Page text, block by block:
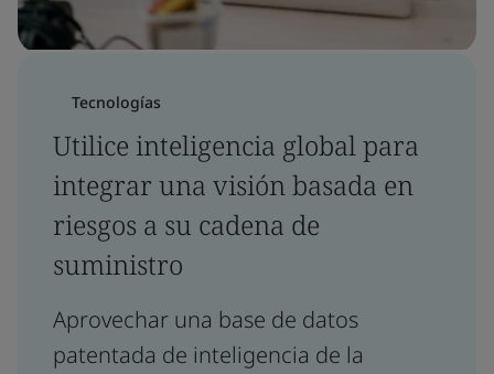
Tecnologías
Utilice inteligencia global para
integrar una visión basada en
riesgos a su cadena de
suministro
Aprovechar una base de datos
patentada de inteligencia de la